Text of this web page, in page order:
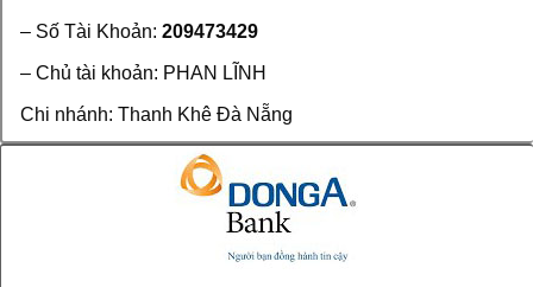
– Số Tài Khoản: 209473429
– Chủ tài khoản: PHAN LĨNH
Chi nhánh: Thanh Khê Đà Nẵng